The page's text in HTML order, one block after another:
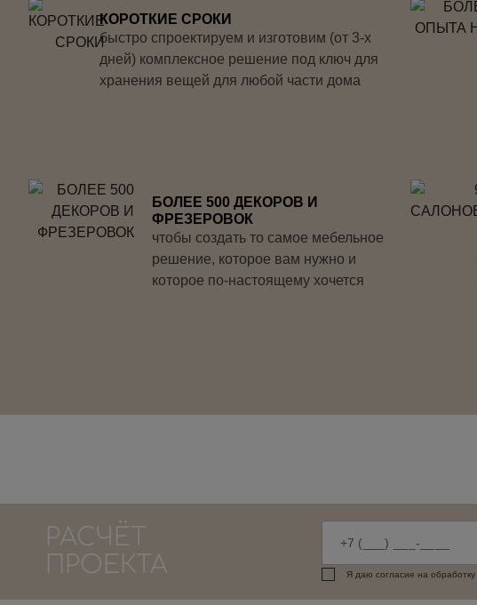
КОРОТКИЕ СРОКИ
быстро спроектируем и изготовим (от 3-х
дней) комплексное решение под ключ для
хранения вещей для любой части дома
БОЛЕЕ 500 ДЕКОРОВ И
ФРЕЗЕРОВОК
чтобы создать то самое мебельное
решение, которое вам нужно и
которое по-настоящему хочется
РАСЧЁТ
ПРОЕКТА
Я даю согласие на обработку